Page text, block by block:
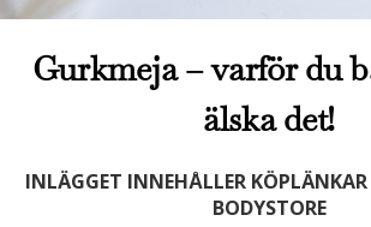
Gurkmeja – varför du
älska det!
INLÄGGET INNEHÅLLER
BODYSTORE